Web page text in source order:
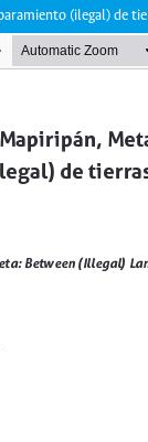
(ilegal) de